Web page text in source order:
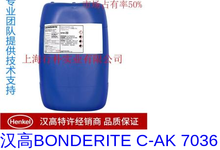
汉高BONDERITE C-AK 7036